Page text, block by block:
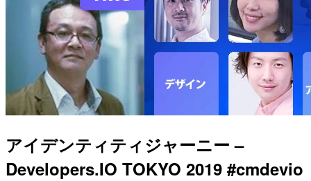
アイデンティティジャーニー –
Developers.IO TOKYO 2019 #cmdevio